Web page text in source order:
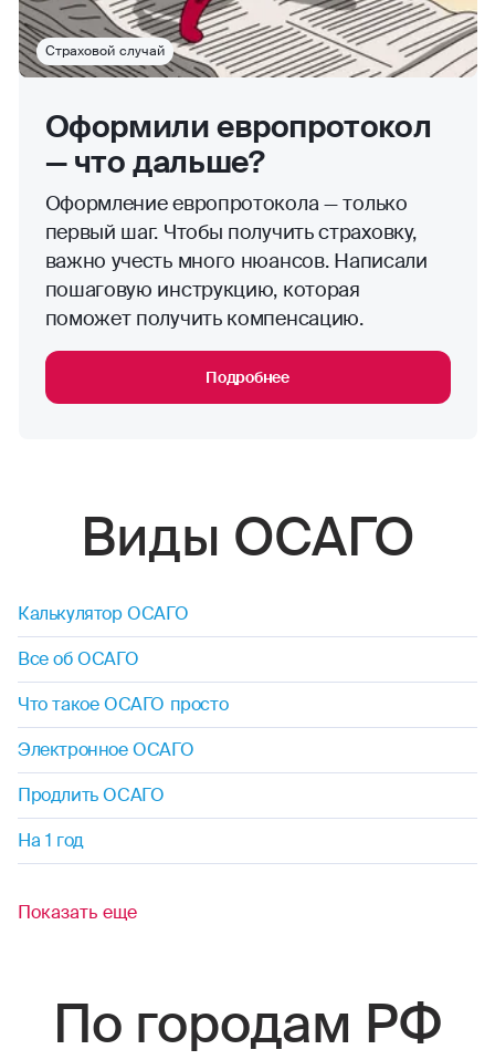
Страховой случай
Оформили европротокол
— что дальше?
Оформление европротокола — только
первый шаг. Чтобы получить страховку,
важно учесть много нюансов. Написали
пошаговую инструкцию, которая
поможет получить компенсацию.
Подробнее
Виды ОСАГО
Калькулятор ОСАГО
Все об ОСАГО
Что такое ОСАГО просто
Электронное ОСАГО
Продлить ОСАГО
На 1 год
Показать еще
По городам РФ